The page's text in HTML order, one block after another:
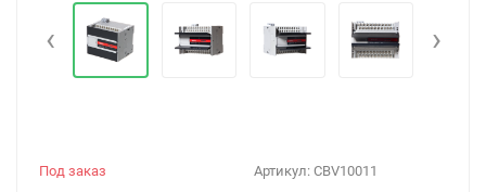
‹ ›
Артикул: CBV10011
Под заказ